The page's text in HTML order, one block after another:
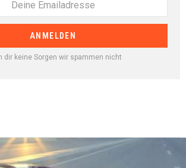
dir keine Sorgen wir spammen nicht